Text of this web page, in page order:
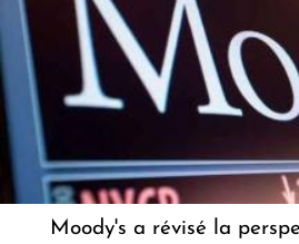
Moody's a révisé la